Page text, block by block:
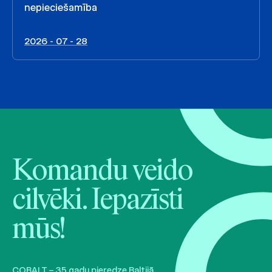
nepieciešamība
2026 - 07 - 28
Komandu veido
cilvēki. Iepazīsti
mūs!